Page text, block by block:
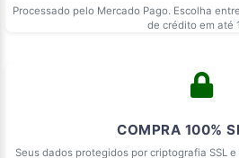
Processado pelo Mercado Pago. Escolha
de crédito em até
COMPRA 100%
Seus dados protegidos por criptografia SSL